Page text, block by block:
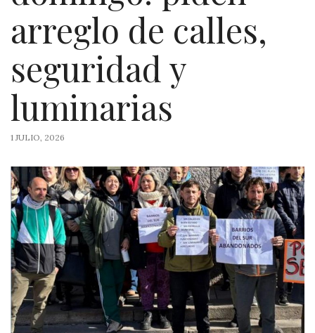
arreglo de calles,
seguridad y
luminarias
1 JULIO, 2026